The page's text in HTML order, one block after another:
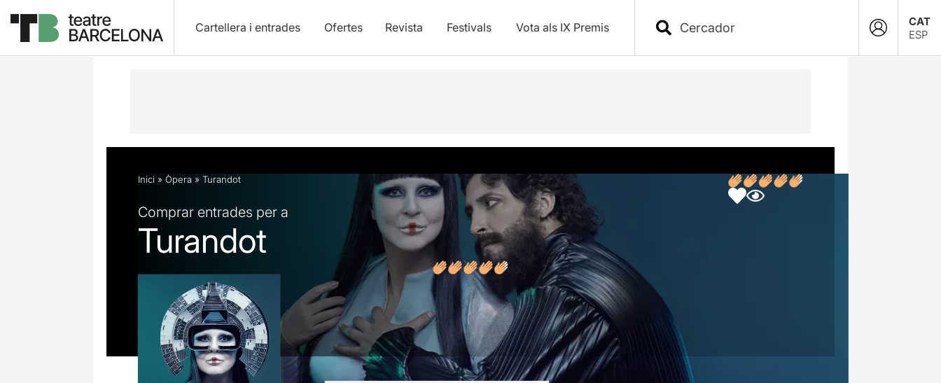
Cartellera i entrades Ofertes Revista Festivals Vota als IX Premis
CAT
ESP
Descripció Fitxa artística Fotos i vídeos Opinions Articles
Inici » Òpera » Turandot
Comprar entrades per a
Turandot